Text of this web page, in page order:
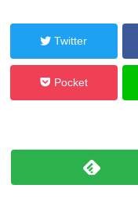
Twitter
Pocket